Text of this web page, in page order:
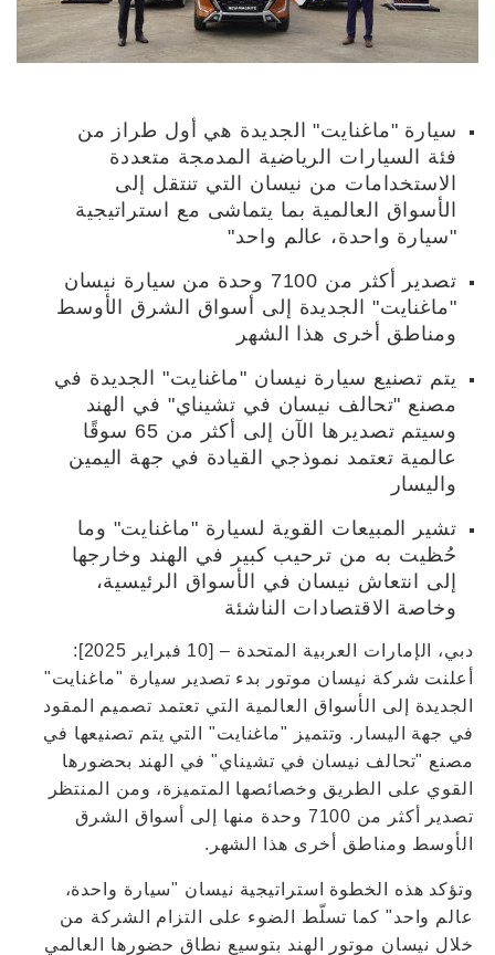
سيارة "ماغنايت" الجديدة هي أول طراز من
فئة السيارات الرياضية المدمجة متعددة
الاستخدامات من نيسان التي تنتقل إلى
الأسواق العالمية بما يتماشى مع استراتيجية
"سيارة واحدة، عالم واحد"
تصدير أكثر من 7100 وحدة من سيارة نيسان
"ماغنايت" الجديدة إلى أسواق الشرق الأوسط
ومناطق أخرى هذا الشهر
يتم تصنيع سيارة نيسان "ماغنايت" الجديدة في
مصنع "تحالف نيسان في تشيناي" في الهند
وسيتم تصديرها الآن إلى أكثر من 65 سوقًا
عالمية تعتمد نموذجي القيادة في جهة اليمين
واليسار
تشير المبيعات القوية لسيارة "ماغنايت" وما
حُظيت به من ترحيب كبير في الهند وخارجها
إلى انتعاش نيسان في الأسواق الرئيسية،
وخاصة الاقتصادات الناشئة
دبي، الإمارات العربية المتحدة – [10 فبراير 2025]:
أعلنت شركة نيسان موتور بدء تصدير سيارة "ماغنايت"
الجديدة إلى الأسواق العالمية التي تعتمد تصميم المقود
في جهة اليسار. وتتميز "ماغنايت" التي يتم تصنيعها في
مصنع "تحالف نيسان في تشيناي" في الهند بحضورها
القوي على الطريق وخصائصها المتميزة، ومن المنتظر
تصدير أكثر من 7100 وحدة منها إلى أسواق الشرق
الأوسط ومناطق أخرى هذا الشهر.
وتؤكد هذه الخطوة استراتيجية نيسان "سيارة واحدة،
عالم واحد" كما تسلّط الضوء على التزام الشركة من
خلال نيسان موتور الهند بتوسيع نطاق حضورها العالمي